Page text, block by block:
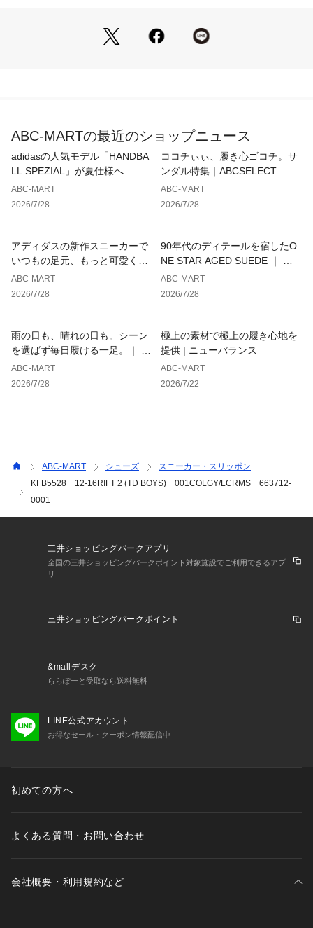
その場合、キャンセル対応とさせていただきますので予めご了
承ください。
ご購入後のご交換の場合、ご希望サイズ完売時にはご返品での
人気商品の為通常の出荷スケジュールよりお時間頂戴する場合
がございます。
や細かい傷、破れ、へこみ等が入荷した時点で生じている場合
がございます。上記のような商品につきましては商品本体の破
損と判断せず、仕様販売とさせて頂いておりますので、商品外
装箱の痛みを理由とした交換・返品につきましては不良品対応
の対象外とさせて頂きます。
(個人差がございますので、あくまでも目安とお考え下さい。)
このシューズの作りは小さめです。
ABC-MARTの最近のショップニュース
adidasの人気モデル「HANDBA
LL SPEZIAL」が夏仕様へ
ABC-MART
2026/7/28
ココチぃぃ、履き心ゴコチ。サ
ンダル特集｜ABCSELECT
ABC-MART
2026/7/28
アディダスの新作スニーカーで
いつもの足元、もっと可愛くア
ップデート
ABC-MART
2026/7/28
90年代のディテールを宿したO
NE STAR AGED SUEDE ｜ コ
ンバース
ABC-MART
2026/7/28
雨の日も、晴れの日も。シーン
を選ばず毎日履ける一足。｜ ホ
ーキンス
ABC-MART
2026/7/28
極上の素材で極上の履き心地を
提供 | ニューバランス
ABC-MART
2026/7/22
ABC-MART シューズ
スニーカー・スリッポン
KFB5528 12-16RIFT 2 (TD BOYS) 001COLGY/LCRMS 663712-
0001
三井ショッピングパークアプリ
全国の三井ショッピングパークポイント対象施設でご利用できるアプ
リ
三井ショッピングパークポイント
&mallデスク
ららぽーと受取なら送料無料
LINE公式アカウント
お得なセール・クーポン情報配信中
初めての方へ
よくある質問・お問い合わせ
会社概要・利用規約など